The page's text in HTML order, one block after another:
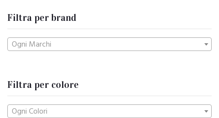
Filtra per brand
Ogni Marchi
Filtra per colore
Ogni Colori